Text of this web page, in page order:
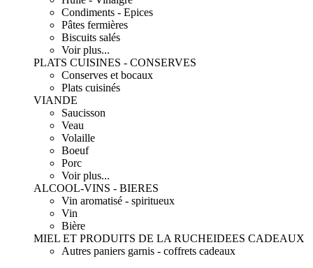
Condiments - Epices
Pâtes fermières
Biscuits salés
Voir plus...
PLATS CUISINES - CONSERVES
Conserves et bocaux
Plats cuisinés
VIANDE
Saucisson
Veau
Volaille
Boeuf
Porc
Voir plus...
ALCOOL-VINS - BIERES
Vin aromatisé - spiritueux
Vin
Bière
MIEL ET PRODUITS DE LA RUCHEIDEES CADEAUX
Autres paniers garnis - coffrets cadeaux